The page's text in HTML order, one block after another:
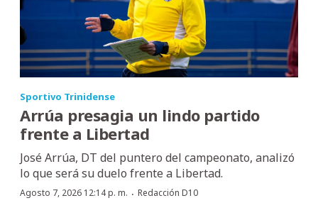
Sportivo Trinidense
Arrúa presagia un lindo partido
frente a Libertad
José Arrúa, DT del puntero del campeonato, analizó
lo que será su duelo frente a Libertad.
Agosto 7, 2026 12:14 p. m. · Redacción D10